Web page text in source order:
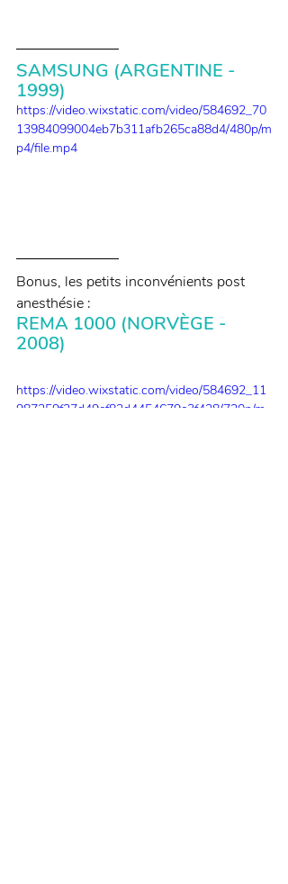
SAMSUNG (ARGENTINE -
1999)
https://video.wixstatic.com/video/584692_70
13984099004eb7b311afb265ca88d4/480p/m
p4/file.mp4
Bonus, les petits inconvénients post
anesthésie :
REMA 1000 (NORVÈGE -
2008)
https://video.wixstatic.com/video/584692_11
987259f27d49cf82d4454679c3f428/720p/m